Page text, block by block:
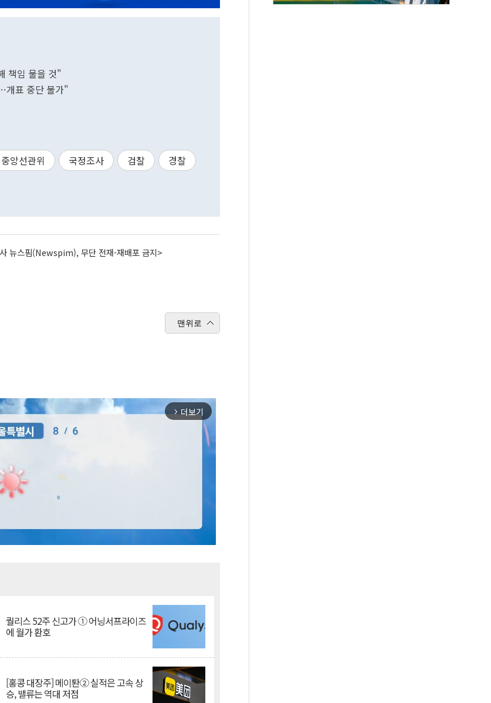
책임 물을 것"
개표 중단 불가"
중앙선관위 국정조사 검찰
경찰
뉴스핌(Newspim), 무단 전재-재배포 금지>
맨위로
arrow_forward_ios 더보기
퀄리스 52주 신고가 ① 어닝서프라이즈
에 월가 환호
[홍콩 대장주] 메이퇀② 실적은 고속 상
승, 밸류는 역대 저점